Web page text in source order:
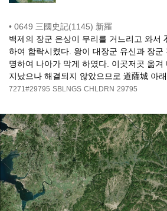
• 0649 三國史記(1145) 新羅
백제의 장군 은상이 무리를 거느리고 와서
하여 함락시켰다. 왕이 대장군 유신과 장군
명하여 나아가 막게 하였다. 이곳저곳 옮겨
지났으나 해결되지 않았으므로 道薩城 아
7271#29795 SBLNGS CHLDRN 29795